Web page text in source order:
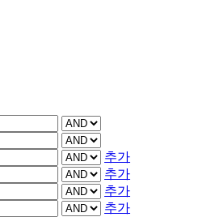
추가
추가
추가
추가